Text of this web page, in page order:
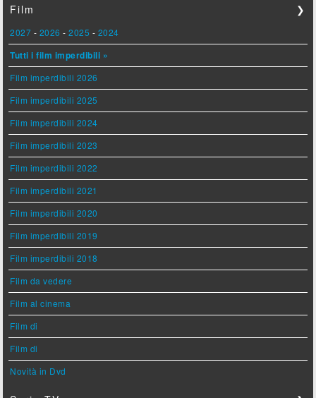
Film ❯
2027 - 2026 -2025 - 2024
Tutti i film imperdibili »
Film imperdibili 2026
Film imperdibili 2025
Film imperdibili 2024
Film imperdibili 2023
Film imperdibili 2022
Film imperdibili 2021
Film imperdibili 2020
Film imperdibili 2019
Film imperdibili 2018
Film da vedere
Film al cinema
Film di
Film di
Novità in Dvd